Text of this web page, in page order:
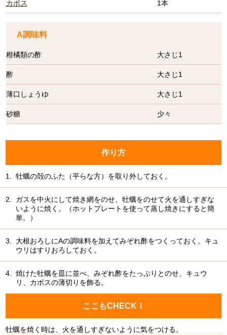
カボス 1本
A調味料
柑橘類の酢 大さじ1
酢 大さじ1
薄口しょうゆ 大さじ1
砂糖 少々
作り方
1. 牡蠣の殻のふた（平らな方）を取り外しておく。
2.
ガスを中火にして焼き網をのせ、牡蠣をのせて火を通しすぎな
いように焼く。（ホットプレートを使って蒸し焼きにすると簡
単。）
3.
大根おろしにAの調味料を加えてみぞれ酢をつくっておく。キュ
ウリはすりおろしておく。
4.
焼けた牡蠣を皿に並べ、みぞれ酢をたっぷりとのせ、キュウ
リ、カボスの薄切りを飾る。
ここもCHECK！
牡蠣を焼く時は、火を通しすぎないように気をつける。